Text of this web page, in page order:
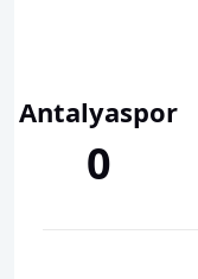
Antalyaspor
0